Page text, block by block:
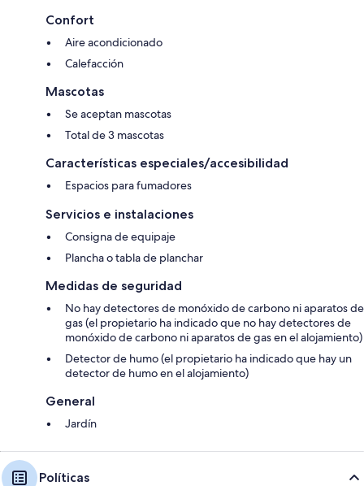
Confort
Aire acondicionado
Calefacción
Mascotas
Se aceptan mascotas
Total de 3 mascotas
Características especiales/accesibilidad
Espacios para fumadores
Servicios e instalaciones
Consigna de equipaje
Plancha o tabla de planchar
Medidas de seguridad
No hay detectores de monóxido de carbono ni aparatos de
gas (el propietario ha indicado que no hay detectores de
monóxido de carbono ni aparatos de gas en el alojamiento)
Detector de humo (el propietario ha indicado que hay un
detector de humo en el alojamiento)
General
Jardín
Políticas